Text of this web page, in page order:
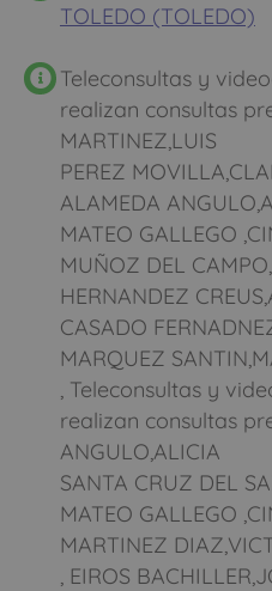
TOLEDO (TOLEDO)
Teleconsultas y
realizan consultas
MARTINEZ,LUIS
PEREZ
ALAMEDA
MATEO GALLEGO
MUÑOZ DEL
HERNANDEZ
CASADO
MARQUEZ
, Teleconsultas y
realizan consultas
ANGULO,ALICIA
SANTA CRUZ DEL
MATEO GALLEGO
MARTINEZ
, EIROS